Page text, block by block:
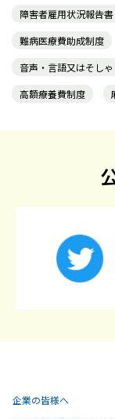
障害者雇用状況報告書
難病医療費助成制度
音声・言語又はそし
高額療養費制度
企業の皆様へ